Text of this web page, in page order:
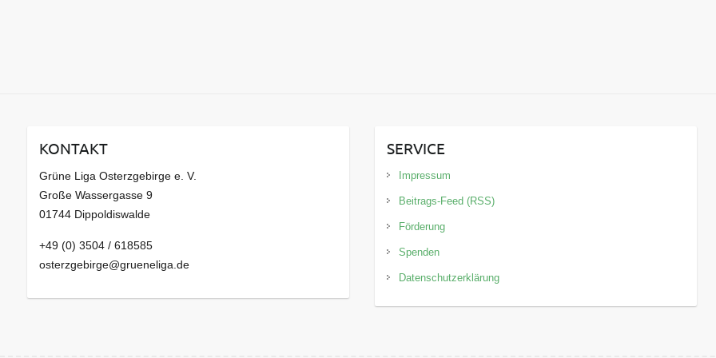
KONTAKT
Grüne Liga Osterzgebirge e. V.
Große Wassergasse 9
01744 Dippoldiswalde
+49 (0) 3504 / 618585
osterzgebirge@grueneliga.de
SERVICE
Impressum
Beitrags-Feed (RSS)
Förderung
Spenden
Datenschutzerklärung